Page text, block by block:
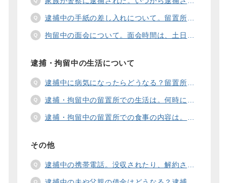
逮捕中の手紙の差し入れについて。留置所に手紙を送る際の宛先の書き方は？
拘留中の面会について。面会時間は、土日や祝日の面会は、一度に面会できる人数は。
逮捕・拘留中の生活について
逮捕中に病気になったらどうなる？留置所の健康診断、診療、医療行為、手術は。
逮捕・拘留中の留置所での生活は。何時に起きて、何時に寝るの？部屋や食事の様子は？
逮捕・拘留中の留置所での食事の内容は。食事代は支払わないといけないの？
その他
逮捕中の携帯電話。没収されたり、解約されたり、見られたりするの？